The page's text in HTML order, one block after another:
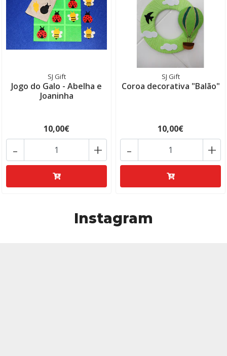
SJ Gift
Jogo do Galo - Abelha e
Joaninha
10,00€
+
-
SJ Gift
Coroa decorativa "Balão"
10,00€
+
-
Instagram